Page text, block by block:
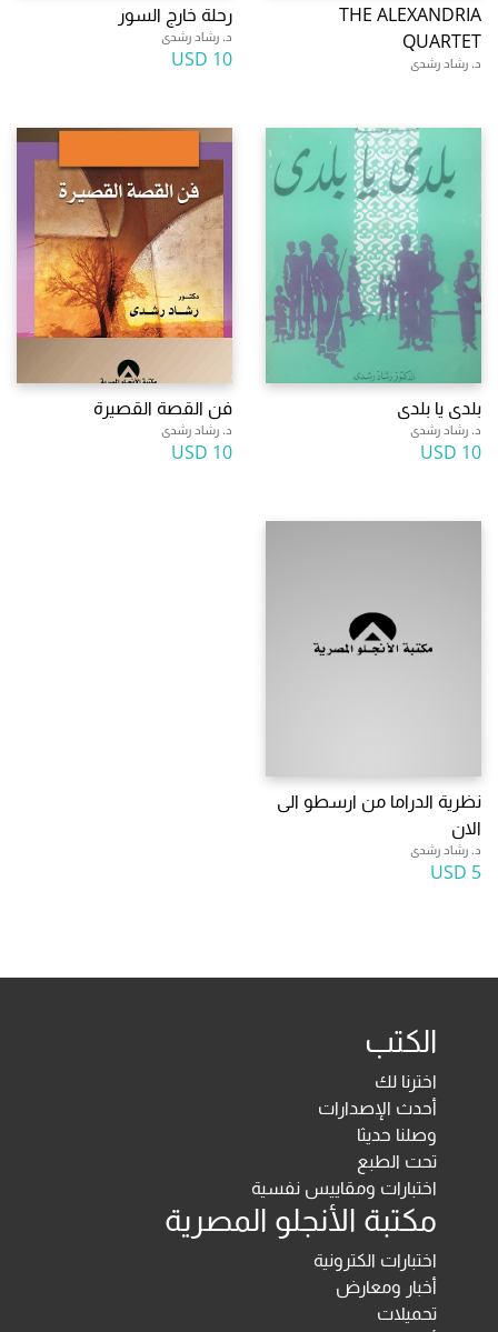
THE ALEXANDRIA
QUARTET
د. رشاد رشدى
رحلة خارج السور
د. رشاد رشدى
10 USD
بلدى يا بلدى
د. رشاد رشدى
10 USD
فن القصة القصيرة
د. رشاد رشدى
10 USD
نظرية الدراما من ارسطو الى
الان
د. رشاد رشدى
5 USD
الكتب
اخترنا لك
أحدث الإصدارات
وصلنا حديثا
تحت الطبع
اختبارات ومقاييس نفسية
مكتبة الأنجلو المصرية
اختبارات الكترونية
أخبار ومعارض
تحميلات